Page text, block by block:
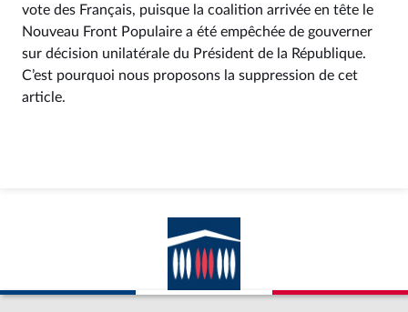
vote des Français, puisque la coalition arrivée en tête le
Nouveau Front Populaire a été empêchée de gouverner
sur décision unilatérale du Président de la République.
C’est pourquoi nous proposons la suppression de cet
article.